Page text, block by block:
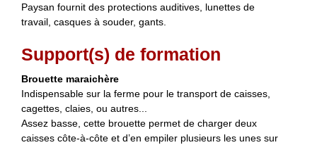
Paysan fournit des protections auditives, lunettes de
travail, casques à souder, gants.
Support(s) de formation
Brouette maraichère
Indispensable sur la ferme pour le transport de caisses,
cagettes, claies, ou autres...
Assez basse, cette brouette permet de charger deux
caisses côte-à-côte et d’en empiler plusieurs les unes sur